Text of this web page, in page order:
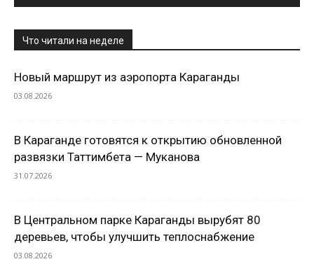
Что читали на неделе
Новый маршрут из аэропорта Караганды
03.08.2026
В Караганде готовятся к открытию обновленной
развязки Таттимбета — Муканова
31.07.2026
В Центральном парке Караганды вырубят 80
деревьев, чтобы улучшить теплоснабжение
03.08.2026